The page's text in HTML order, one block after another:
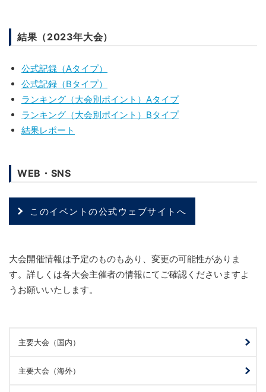
結果（2023年大会）
公式記録（Aタイプ）
公式記録（Bタイプ）
ランキング（大会別ポイント）Aタイプ
ランキング（大会別ポイント）Bタイプ
結果レポート
WEB・SNS
このイベントの公式ウェブサイトへ
大会開催情報は予定のものもあり、変更の可能性がありま
す。詳しくは各大会主催者の情報にてご確認くださいますよ
うお願いいたします。
主要大会（国内）
主要大会（海外）